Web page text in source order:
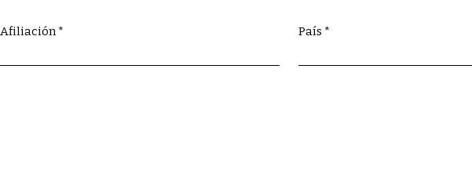
Afiliación *
País *